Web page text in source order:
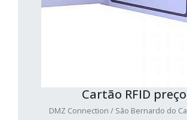
Cartão RFID preço
DMZ Connection / São Bernardo do